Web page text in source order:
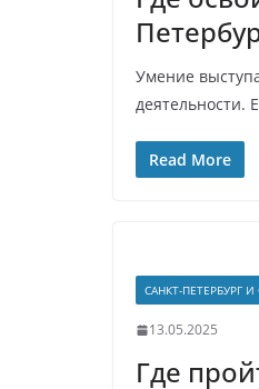
Умение
деятельности.
Read More
САНКТ-ПЕТЕРБУРГ
13.05.2025
Где